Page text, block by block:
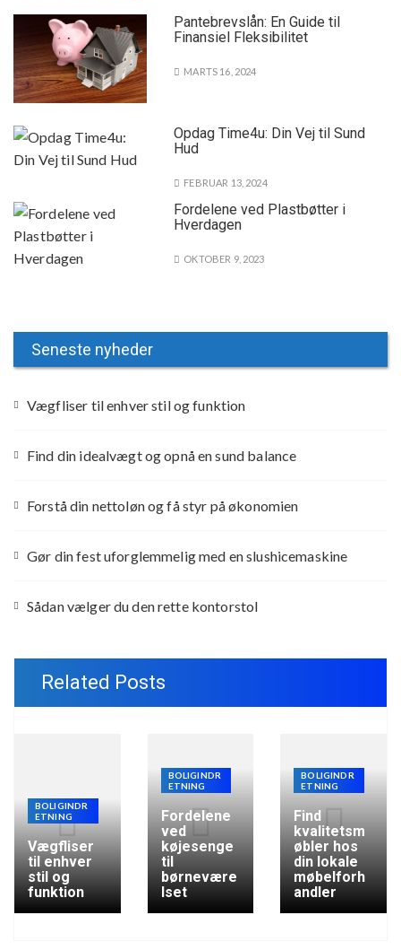
Pantebrevslån: En Guide til
Finansiel Fleksibilitet
MARTS 16, 2024
Opdag Time4u: Din Vej til Sund
Hud
FEBRUAR 13, 2024
Fordelene ved Plastbøtter i
Hverdagen
OKTOBER 9, 2023
Seneste nyheder
Vægfliser til enhver stil og funktion
Find din idealvægt og opnå en sund balance
Forstå din nettoløn og få styr på økonomien
Gør din fest uforglemmelig med en slushicemaskine
Sådan vælger du den rette kontorstol
Related Posts
BOLIGINDR
ETNING
Vægfliser
til enhver
stil og
funktion
BOLIGINDR
ETNING
Fordelene
ved
køjesenge
til
børnevære
lset
BOLIGINDR
ETNING
Find
kvalitetsm
øbler hos
din lokale
møbelforh
andler